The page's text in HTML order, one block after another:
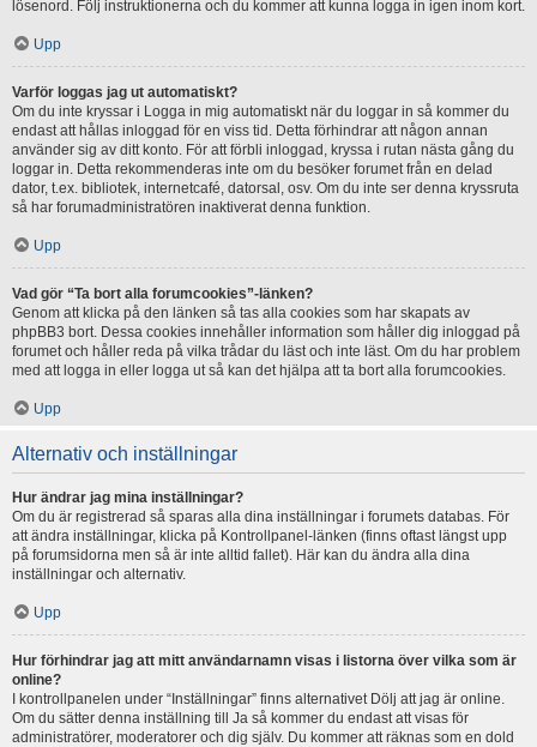
lösenord. Följ instruktionerna och du kommer att kunna logga in igen inom kort.
Upp
Varför loggas jag ut automatiskt?
Om du inte kryssar i Logga in mig automatiskt när du loggar in så kommer du
endast att hållas inloggad för en viss tid. Detta förhindrar att någon annan
använder sig av ditt konto. För att förbli inloggad, kryssa i rutan nästa gång du
loggar in. Detta rekommenderas inte om du besöker forumet från en delad
dator, t.ex. bibliotek, internetcafé, datorsal, osv. Om du inte ser denna kryssruta
så har forumadministratören inaktiverat denna funktion.
Upp
Vad gör “Ta bort alla forumcookies”-länken?
Genom att klicka på den länken så tas alla cookies som har skapats av
phpBB3 bort. Dessa cookies innehåller information som håller dig inloggad på
forumet och håller reda på vilka trådar du läst och inte läst. Om du har problem
med att logga in eller logga ut så kan det hjälpa att ta bort alla forumcookies.
Upp
Alternativ och inställningar
Hur ändrar jag mina inställningar?
Om du är registrerad så sparas alla dina inställningar i forumets databas. För
att ändra inställningar, klicka på Kontrollpanel-länken (finns oftast längst upp
på forumsidorna men så är inte alltid fallet). Här kan du ändra alla dina
inställningar och alternativ.
Upp
Hur förhindrar jag att mitt användarnamn visas i listorna över vilka som är
online?
I kontrollpanelen under “Inställningar” finns alternativet Dölj att jag är online.
Om du sätter denna inställning till Ja så kommer du endast att visas för
administratörer, moderatorer och dig själv. Du kommer att räknas som en dold